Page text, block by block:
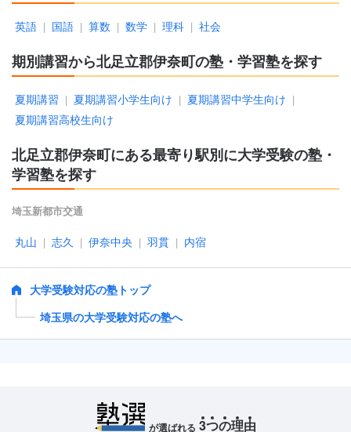
英語 | 国語 | 算数 | 数学 | 理科 | 社会
期別講習から北足立郡伊奈町の塾・学習塾を探す
夏期講習 | 夏期講習小学生向け | 夏期講習中学生向け |
夏期講習高校生向け
北足立郡伊奈町にある最寄り駅別に大学受験の塾・
学習塾を探す
埼玉新都市交通
丸山 | 志久 | 伊奈中央 | 羽貫 | 内宿
大学受験対応の塾トップ
埼玉県の大学受験対応の塾へ
が選ばれる 3つの理由